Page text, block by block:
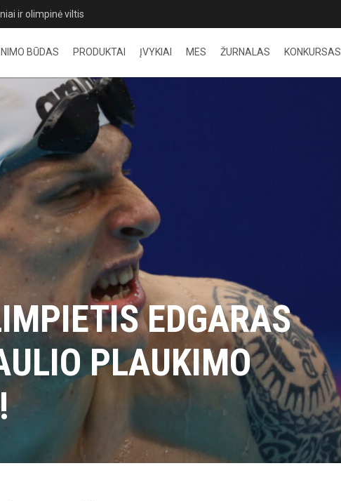
pasirodymai Palangoje
BŪDAS PRODUKTAI ĮVYKIAI MES ŽURNALAS KONKURSAS
EDGARAS
PLAUKIMO